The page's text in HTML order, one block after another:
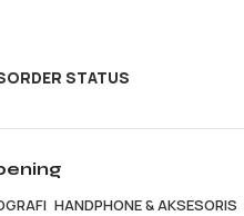
ORDER STATUS
HANDPHONE & AKSESORIS